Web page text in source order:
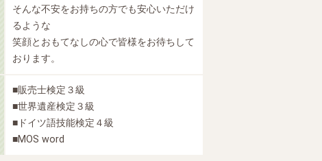
そんな不安をお持ちの方でも安心いただけ
るような
笑顔とおもてなしの心で皆様をお待ちして
おります。
■販売士検定３級
■世界遺産検定３級
■ドイツ語技能検定４級
■MOS word